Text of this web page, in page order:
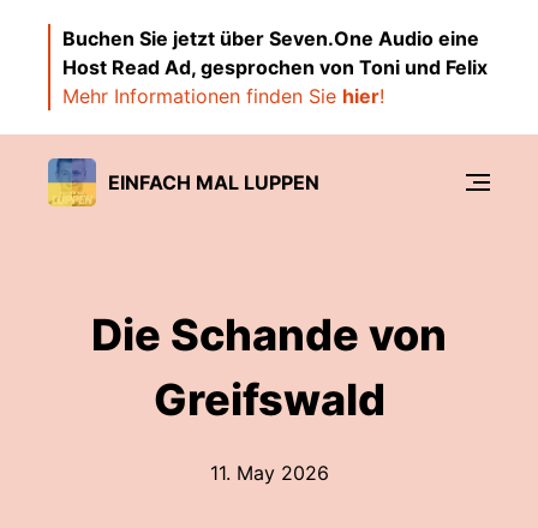
Buchen Sie jetzt über Seven.One Audio eine
Host Read Ad, gesprochen von Toni und Felix
Mehr Informationen finden Sie hier!
EINFACH MAL LUPPEN
Die Schande von
Greifswald
11. May 2026